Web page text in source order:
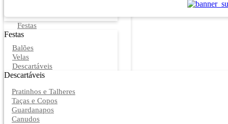
Festas
Festas
Balões
Velas
Descartáveis
Descartáveis
Pratinhos e Talheres
Taças e Copos
Guardanapos
Canudos